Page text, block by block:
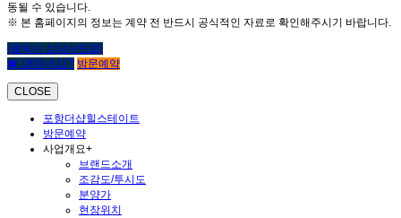
동될 수 있습니다.
※ 본 홈페이지의 정보는 계약 전 반드시 공식적인 자료로 확인해주시기 바랍니다.
(클릭시 상담사연결)
☎ 1800-6127 방문예약
CLOSE
포항더샵힐스테이트
방문예약
사업개요+
브랜드소개
조감도/투시도
분양가
현장위치